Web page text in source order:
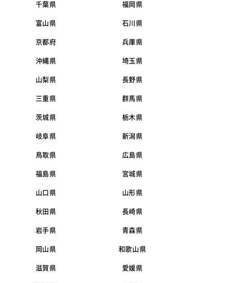
千葉県 福岡県
富山県 石川県
京都府 兵庫県
沖縄県 埼玉県
山梨県 長野県
三重県 群馬県
茨城県 栃木県
岐阜県 新潟県
鳥取県 広島県
福島県 宮城県
山口県 山形県
秋田県 長崎県
岩手県 青森県
岡山県 和歌山県
滋賀県 愛媛県